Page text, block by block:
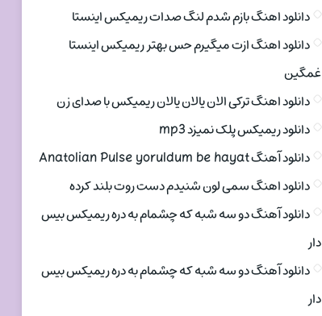
دانلود اهنگ بازم شدم لنگ صدات ریمیکس اینستا
دانلود اهنگ ازت میگیرم حس بهتر ریمیکس اینستا
غمگین
دانلود اهنگ ترکی الان یالان یالان ریمیکس با صدای زن
دانلود ریمیکس پلک نمیزد mp3
دانلود آهنگ Anatolian Pulse yoruldum be hayat
دانلود اهنگ سمی لون شنیدم دست روت بلند کرده
دانلود آهنگ دو سه شبه که چشمام به دره ریمیکس بیس
دار
دانلود آهنگ دو سه شبه که چشمام به دره ریمیکس بیس
دار